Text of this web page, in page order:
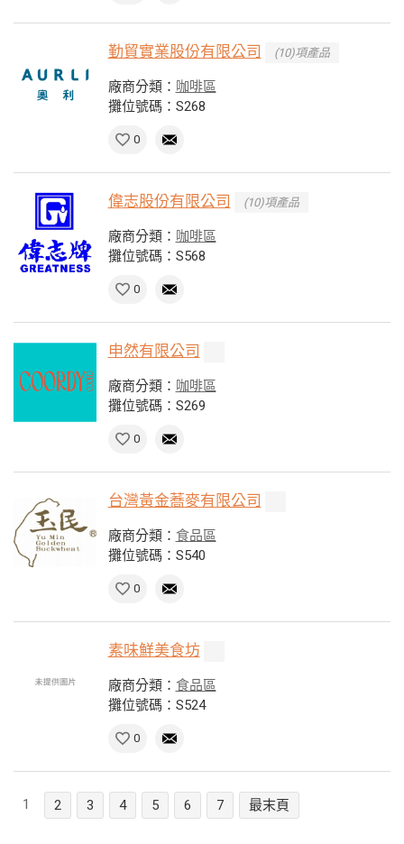
勤貿實業股份有限公司 (10)項產品
廠商分類： 咖啡區
攤位號碼：S268
0
偉志股份有限公司 (10)項產品
廠商分類： 咖啡區
攤位號碼：S568
0
申然有限公司
廠商分類： 咖啡區
攤位號碼：S269
0
台灣黃金蕎麥有限公司
廠商分類： 食品區
攤位號碼：S540
0
素味鮮美食坊
廠商分類： 食品區
攤位號碼：S524
0
1 2 3 4 5 6 7 最末頁